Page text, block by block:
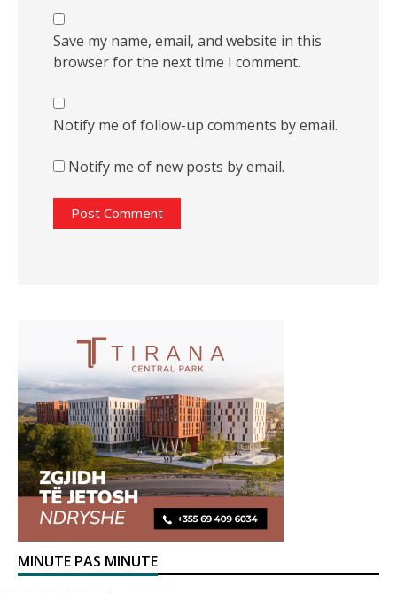
Save my name, email, and website in this
browser for the next time I comment.
Notify me of follow-up comments by email.
Notify me of new posts by email.
MINUTE PAS MINUTE